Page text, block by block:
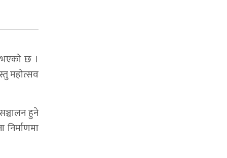
भएको छ ।
महोत्सव
हुने